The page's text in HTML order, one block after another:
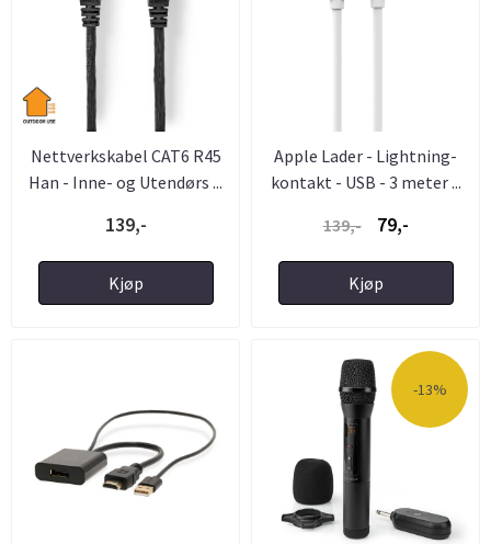
Nettverkskabel CAT6 R45
Han - Inne- og Utendørs ...
139,-
Kjøp
Apple Lader - Lightning-
kontakt - USB - 3 meter ...
139,-
79,-
Kjøp
-13%